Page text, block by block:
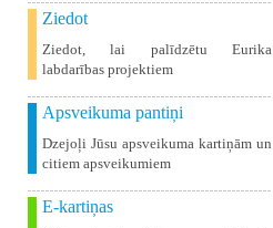
Ziedot
Ziedot, lai palīdzētu Eurika
labdarības projektiem
Apsveikuma pantiņi
Dzejoļi Jūsu apsveikuma kartiņām un
citiem apsveikumiem
E-kartiņas